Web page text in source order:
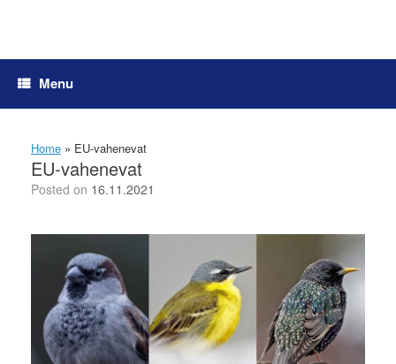
Menu
Home » EU-vahenevat
EU-vahenevat
Posted on 16.11.2021